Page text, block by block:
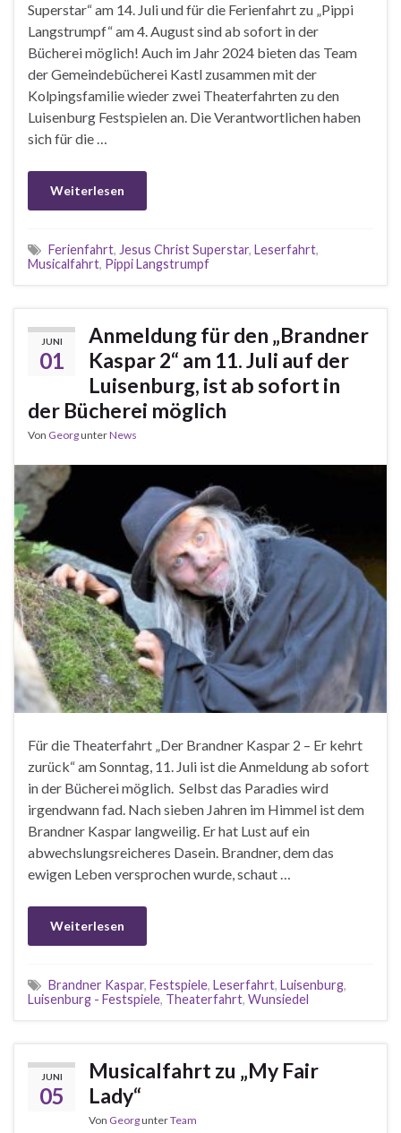
Superstar“ am 14. Juli und für die Ferienfahrt zu „Pippi
Langstrumpf“ am 4. August sind ab sofort in der
Bücherei möglich! Auch im Jahr 2024 bieten das Team
der Gemeindebücherei Kastl zusammen mit der
Kolpingsfamilie wieder zwei Theaterfahrten zu den
Luisenburg Festspielen an. Die Verantwortlichen haben
sich für die …
Weiterlesen
Ferienfahrt, Jesus Christ Superstar, Leserfahrt,
Musicalfahrt, Pippi Langstrumpf
JUNI
01
Anmeldung für den „Brandner
Kaspar 2“ am 11. Juli auf der
Luisenburg, ist ab sofort in
der Bücherei möglich
Von GeorgunterNews
Für die Theaterfahrt „Der Brandner Kaspar 2 – Er kehrt
zurück“ am Sonntag, 11. Juli ist die Anmeldung ab sofort
in der Bücherei möglich. Selbst das Paradies wird
irgendwann fad. Nach sieben Jahren im Himmel ist dem
Brandner Kaspar langweilig. Er hat Lust auf ein
abwechslungsreicheres Dasein. Brandner, dem das
ewigen Leben versprochen wurde, schaut …
Weiterlesen
Brandner Kaspar, Festspiele, Leserfahrt, Luisenburg,
Luisenburg - Festspiele, Theaterfahrt, Wunsiedel
JUNI
05
Musicalfahrt zu „My Fair
Lady“
Von GeorgunterTeam